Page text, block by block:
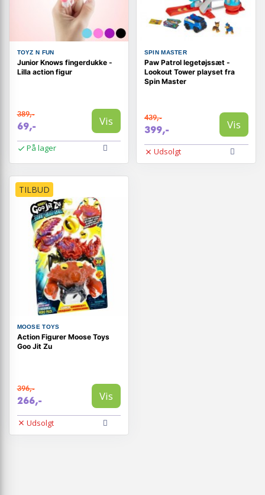
TOYZ N FUN
Junior Knows fingerdukke -
Lilla action figur
389,-
69,- Vis
På lager
SPIN MASTER
Paw Patrol legetøjssæt -
Lookout Tower playset fra
Spin Master
439,-
399,- Vis
Udsolgt
TILBUD
MOOSE TOYS
Action Figurer Moose Toys
Goo Jit Zu
396,-
266,- Vis
Udsolgt